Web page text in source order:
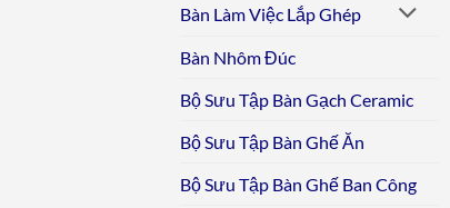
Bàn Làm Việc Lắp Ghép
Bàn Nhôm Đúc
Bộ Sưu Tập Bàn Gạch Ceramic
Bộ Sưu Tập Bàn Ghế Ăn
Bộ Sưu Tập Bàn Ghế Ban Công